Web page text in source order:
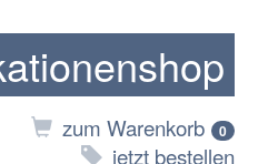
zum Warenkorb 0
jetzt bestellen